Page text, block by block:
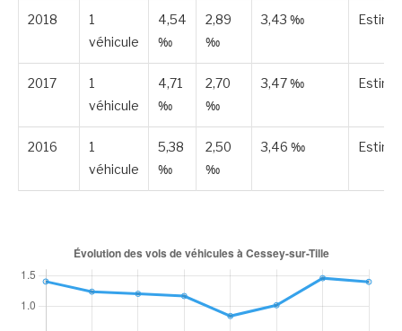
2018
1
véhicule
4,54
‰
2,89
‰
3,43 ‰
2017
1
véhicule
4,71
‰
2,70
‰
3,47 ‰
2016
1
véhicule
5,38
‰
2,50
‰
3,46 ‰